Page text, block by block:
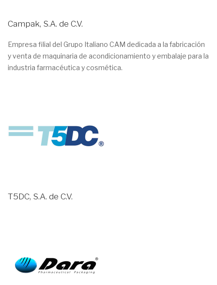
Campak, S.A. de C.V.
Empresa filial del Grupo Italiano CAM dedicada a la fabricación
y venta de maquinaria de acondicionamiento y embalaje para la
industria farmacéutica y cosmética.
T5DC, S.A. de C.V.